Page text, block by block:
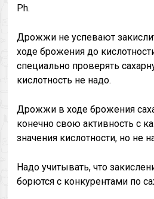
Ph.
Дрожжи не успевают
ходе брожения до
специально проверять
кислотность не надо.
Дрожжи в ходе брожения
конечно свою активность с
значения кислотности, но не
Надо учитывать, что
борются с конкурентами по